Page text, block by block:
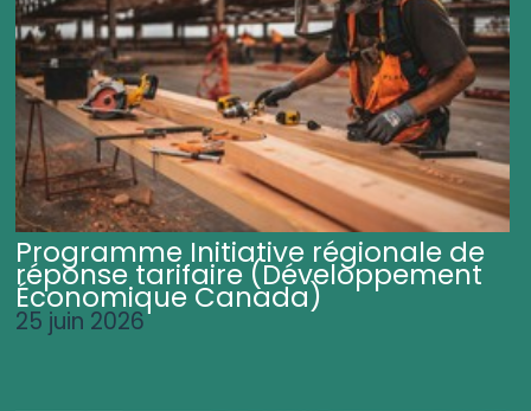
Programme Initiative régionale de
réponse tarifaire (Développement
Économique Canada)
25 juin 2026